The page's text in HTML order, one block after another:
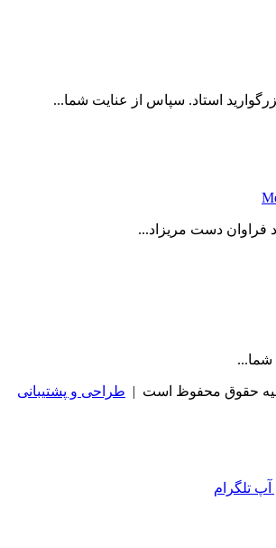
استاد. سپاس از عنایت شما...
فراوان دست مریزاد...
شما...
طراحی و پشتیبانی
آپ تلگرام